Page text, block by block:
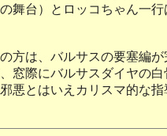
の舞台）とロッコちゃん一
方は、バルサスの要塞編
窓際にバルサスダイヤの
悪とはいえカリスマ的な指